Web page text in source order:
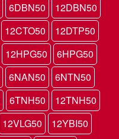
6DBN50
12DBN50
12CTO50
12DTP50
12HPG50
6HPG50
6NAN50
6NTN50
6TNH50
12TNH50
12VLG50
12YBI50